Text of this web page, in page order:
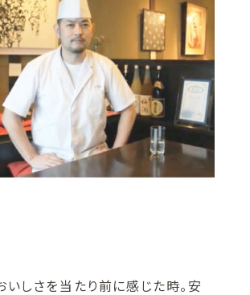
いしさを当たり前に感じた時。安